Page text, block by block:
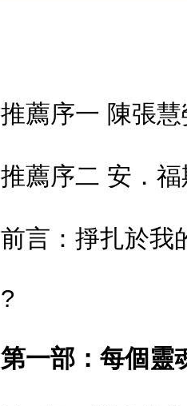
推薦序一 陳張
推薦序二 安．
前言：掙扎於我
?
第一部：每個靈